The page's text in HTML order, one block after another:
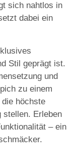
sich nahtlos in
dabei ein
Stil geprägt ist.
und
zu einem
höchste
stellen. Erleben
– ein